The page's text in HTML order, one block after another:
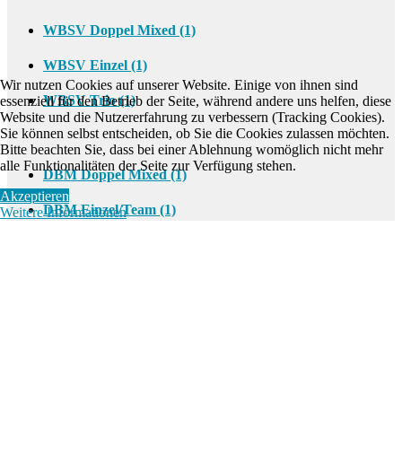
Sonstiges (6)
WBSV 2018/2019
WBSV Doppel Mixed (1)
WBSV Einzel (1)
WBSV Trio (1)
DBSV 2018/2019
Wir nutzen Cookies auf unserer Website. Einige von ihnen sind
essenziell für den Betrieb der Seite, während andere uns helfen, diese
Website und die Nutzererfahrung zu verbessern (Tracking Cookies).
Sie können selbst entscheiden, ob Sie die Cookies zulassen möchten.
Bitte beachten Sie, dass bei einer Ablehnung womöglich nicht mehr
alle Funktionalitäten der Seite zur Verfügung stehen.
Akzeptieren
Weitere Informationen